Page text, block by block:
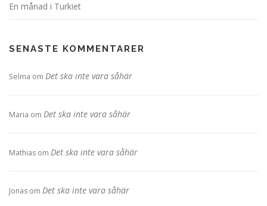
En månad i Turkiet
SENASTE KOMMENTARER
Selma om Det ska inte vara såhär
Maria om Det ska inte vara såhär
Mathias om Det ska inte vara såhär
Jonas om Det ska inte vara såhär